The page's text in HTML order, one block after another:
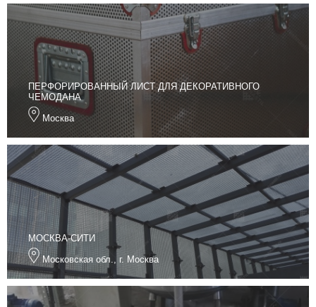
ПЕРФОРИРОВАННЫЙ ЛИСТ ДЛЯ ДЕКОРАТИВНОГО
ЧЕМОДАНА
Москва
МОСКВА-СИТИ
Московская обл., г. Москва